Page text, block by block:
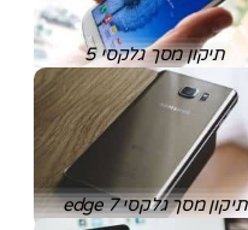
תיקון מסך גלקסי 5
תיקון מסך גלקסי 7 edge